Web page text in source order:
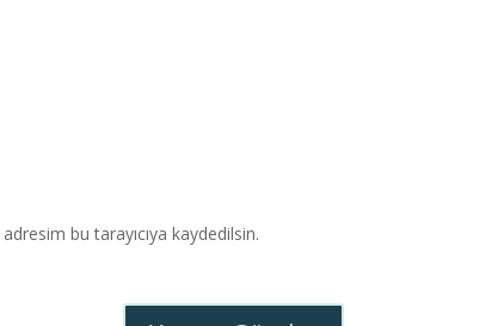
bu tarayıcıya kaydedilsin.